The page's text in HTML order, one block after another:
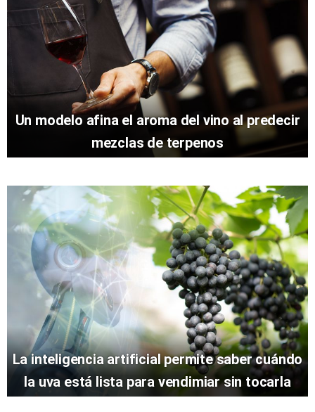
Un modelo afina el aroma del vino al predecir
mezclas de terpenos
La inteligencia artificial permite saber cuándo
la uva está lista para vendimiar sin tocarla